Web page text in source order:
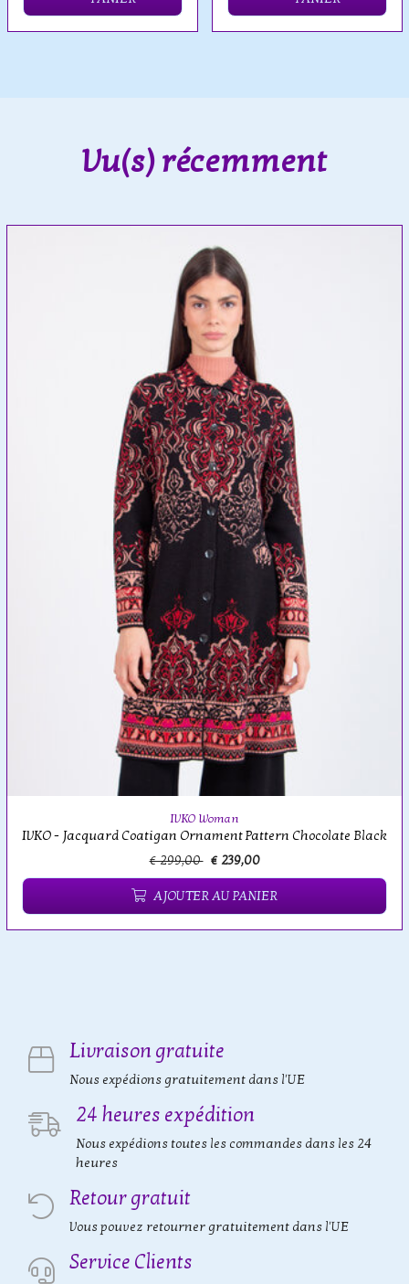
Vu(s) récemment
IVKO Woman
IVKO - Jacquard Coatigan Ornament Pattern Chocolate Black
€ 299,00 € 239,00
AJOUTER AU PANIER
Livraison gratuite
Nous expédions gratuitement dans l'UE
24 heures expédition
Nous expédions toutes les commandes dans les 24
heures
Retour gratuit
Vous pouvez retourner gratuitement dans l'UE
Service Clients